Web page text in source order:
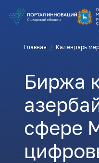
Главная / Календарь
Биржа
сфере